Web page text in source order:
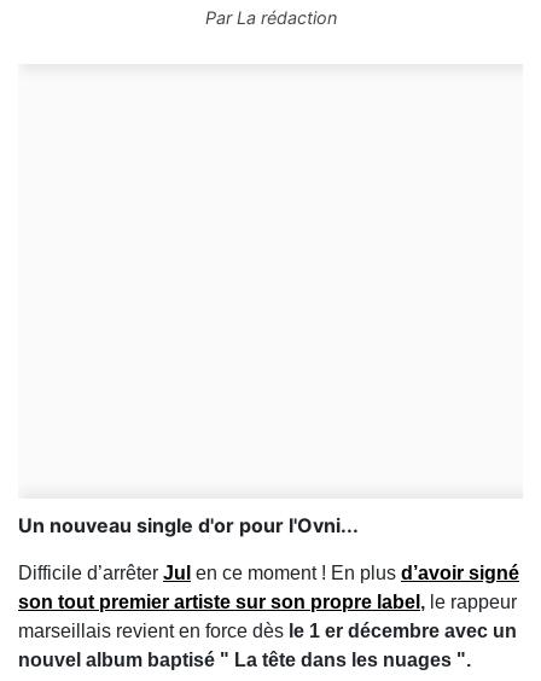
ParLa rédaction
Un nouveau single d'or pour l'Ovni...
Difficile d’arrêter Jul en ce moment ! En plus d’avoir signé
son tout premier artiste sur son propre label , le rappeur
marseillais revient en force dès le 1 er décembre avec un
nouvel album baptisé " La tête dans les nuages ".